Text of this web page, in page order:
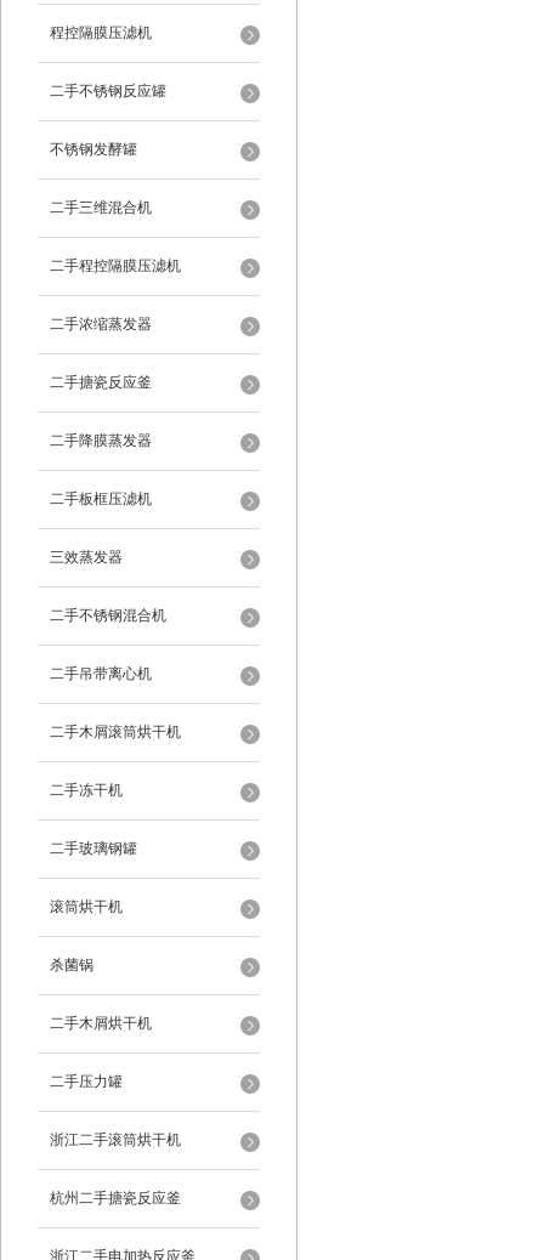
程控隔膜压滤机
二手不锈钢反应罐
不锈钢发酵罐
二手三维混合机
二手程控隔膜压滤机
二手浓缩蒸发器
二手搪瓷反应釜
二手降膜蒸发器
二手板框压滤机
三效蒸发器
二手不锈钢混合机
二手吊带离心机
二手木屑滚筒烘干机
二手冻干机
二手玻璃钢罐
滚筒烘干机
杀菌锅
二手木屑烘干机
二手压力罐
浙江二手滚筒烘干机
杭州二手搪瓷反应釜
浙江二手电加热反应釜